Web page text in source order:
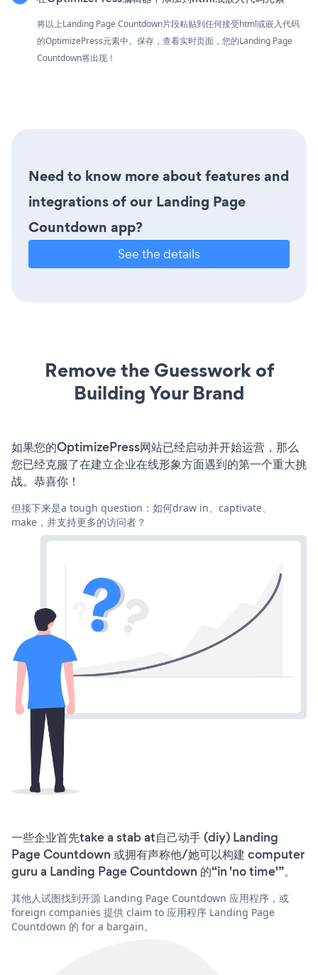
将以上Landing Page Countdown片段粘贴到任何接受html或嵌入代码
的OptimizePress元素中。保存，查看实时页面，您的Landing Page
Countdown将出现！
Need to know more about features and
integrations of our Landing Page
Countdown app?
See the details
Remove the Guesswork of
Building Your Brand
如果您的OptimizePress网站已经启动并开始运营，那么
您已经克服了在建立企业在线形象方面遇到的第一个重大挑
战。恭喜你！
但接下来是a tough question：如何draw in、captivate、
make，并支持更多的访问者？
一些企业首先take a stab at自己动手 (diy) Landing
Page Countdown 或拥有声称他/她可以构建 computer
guru a Landing Page Countdown 的“in 'no time'”。
其他人试图找到开源 Landing Page Countdown 应用程序，或
foreign companies 提供 claim to 应用程序 Landing Page
Countdown 的 for a bargain。